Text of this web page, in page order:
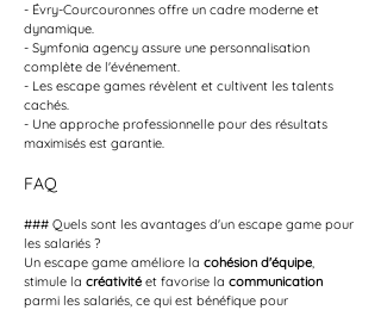
- Évry-Courcouronnes offre un cadre moderne et
dynamique.
- Symfonia agency assure une personnalisation
complète de l'événement.
- Les escape games révèlent et cultivent les talents
cachés.
- Une approche professionnelle pour des résultats
maximisés est garantie.
FAQ
### Quels sont les avantages d'un escape game pour
les salariés ?
Un escape game améliore la cohésion d'équipe,
stimule la créativité et favorise la communication
parmi les salariés, ce qui est bénéfique pour